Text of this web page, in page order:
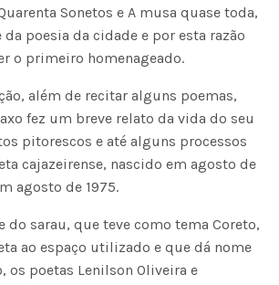
Sonetos e A musa quase toda,
poesia da cidade e por esta razão
o primeiro homenageado.
além de recitar alguns poemas,
fez um breve relato da vida do seu
pitorescos e até alguns processos
cajazeirense, nascido em agosto de
agosto de 1975.
sarau, que teve como tema Coreto,
ao espaço utilizado e que dá nome
os poetas Lenilson Oliveira e